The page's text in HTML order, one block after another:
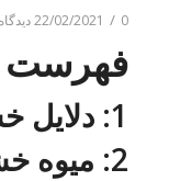
22/02/2021 / 0 دیدگاه
فهرست
1: دلایل خشک کردن میوه ها
2: میوه خشک صنعتی